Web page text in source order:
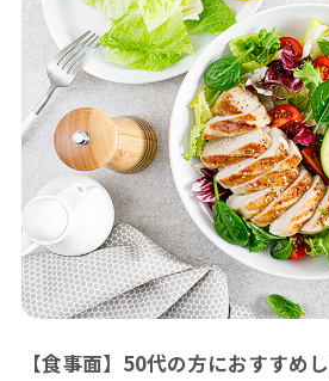
【食事面】50代の方におすすめ